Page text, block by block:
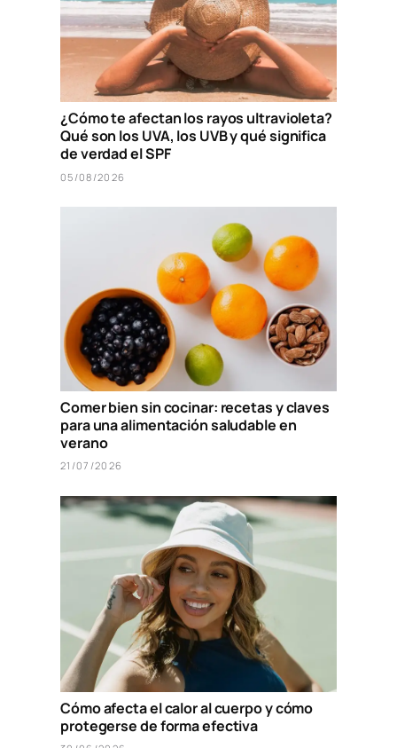
¿Cómo te afectan los rayos ultravioleta?
Qué son los UVA, los UVB y qué significa
de verdad el SPF
05/08/2026
Comer bien sin cocinar: recetas y claves
para una alimentación saludable en
verano
21/07/2026
Cómo afecta el calor al cuerpo y cómo
protegerse de forma efectiva